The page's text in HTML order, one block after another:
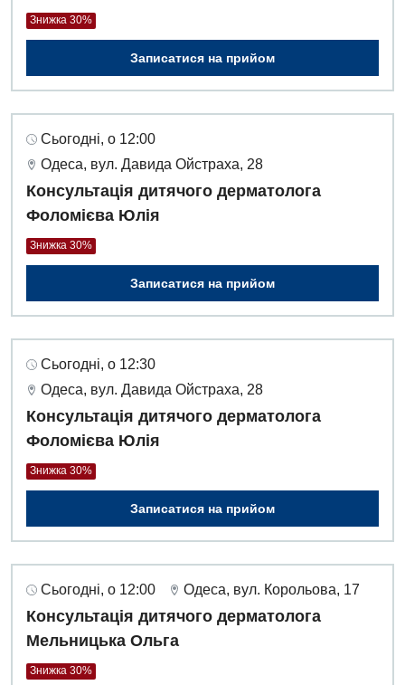
Знижка 30%
Записатися на прийом
Сьогодні, о 12:00
Одеса, вул. Давида Ойстраха, 28
Консультація дитячого дерматолога
Фоломієва Юлія
Знижка 30%
Записатися на прийом
Сьогодні, о 12:30
Одеса, вул. Давида Ойстраха, 28
Консультація дитячого дерматолога
Фоломієва Юлія
Знижка 30%
Записатися на прийом
Сьогодні, о 12:00 Одеса, вул. Корольова, 17
Консультація дитячого дерматолога
Мельницька Ольга
Знижка 30%